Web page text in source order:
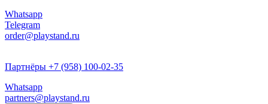
Whatsapp
Telegram
order@playstand.ru
Партнёры +7 (958) 100-02-35
Whatsapp
partners@playstand.ru